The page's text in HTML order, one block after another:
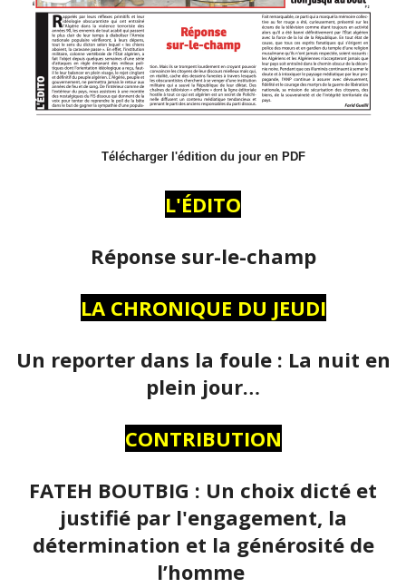
Télécharger l'édition du jour en PDF
L'ÉDITO
Réponse sur-le-champ
LA CHRONIQUE DU JEUDI
Un reporter dans la foule : La nuit en
plein jour…
CONTRIBUTION
FATEH BOUTBIG : Un choix dicté et
justifié par l'engagement, la
détermination et la générosité de
l’homme